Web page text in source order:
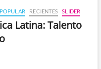
POPULAR RECIENTES SLIDER
Latina: Talento